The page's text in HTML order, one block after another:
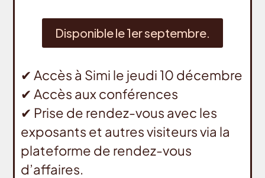
Disponible le 1er septembre.
✔Accès à Simi le jeudi 10 décembre
✔ Accès aux conférences
✔ Prise de rendez-vous avec les
exposants et autres visiteurs via la
plateforme de rendez-vous
d’affaires.